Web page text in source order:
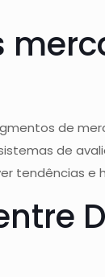
de
de
tendências e